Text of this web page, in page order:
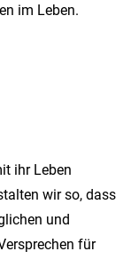
im Leben.
ihr Leben
wir so, dass
und
für